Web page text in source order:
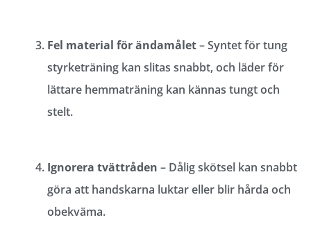
Fel material för ändamålet– Syntet för tung
styrketräning kan slitas snabbt, och läder för
lättare hemmaträning kan kännas tungt och
stelt.
Ignorera tvättråden – Dålig skötsel kan snabbt
göra att handskarna luktar eller blir hårda och
obekväma.